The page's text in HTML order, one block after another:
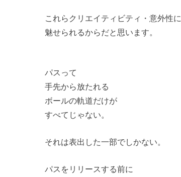
これらクリエイティビティ・意外性に
魅せられるからだと思います。
パスって
手先から放たれる
ボールの軌道だけが
すべてじゃない。
それは表出した一部でしかない。
パスをリリースする前に